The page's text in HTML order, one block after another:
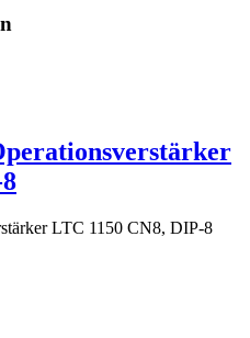
LTC 1150 CN8, DIP-8